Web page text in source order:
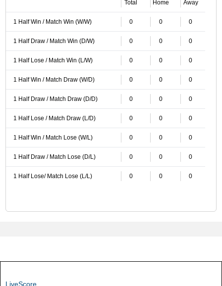
Total Home Away
1 Half Win / Match Win (W/W) 0 0 0
1 Half Draw / Match Win (D/W) 0 0 0
1 Half Lose / Match Win (L/W) 0 0 0
1 Half Win / Match Draw (W/D) 0 0 0
1 Half Draw / Match Draw (D/D) 0 0 0
1 Half Lose / Match Draw (L/D) 0 0 0
1 Half Win / Match Lose (W/L) 0 0 0
1 Half Draw / Match Lose (D/L) 0 0 0
1 Half Lose/ Match Lose (L/L) 0 0 0
LiveScore